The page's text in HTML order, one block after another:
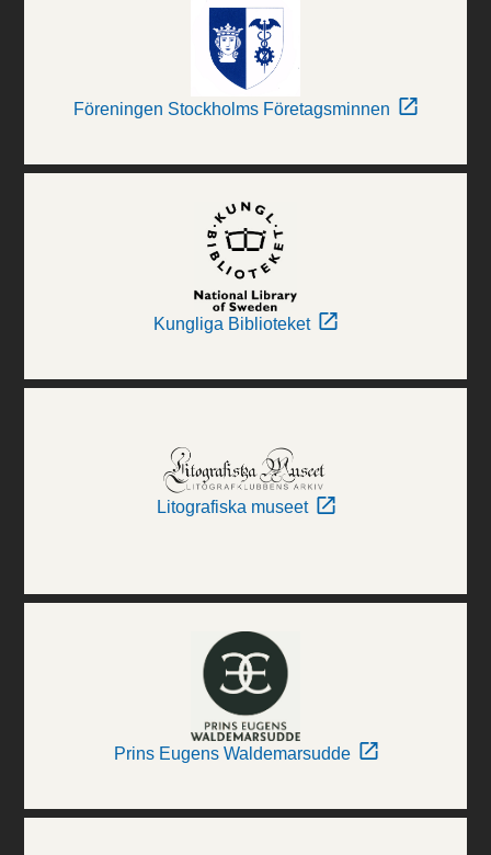
Föreningen Stockholms Företagsminnen
Kungliga Biblioteket
Litografiska museet
Prins Eugens Waldemarsudde